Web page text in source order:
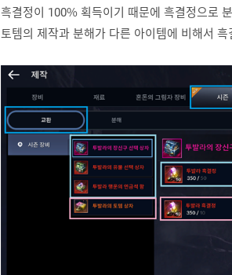
흑결정이 100% 획득이기 때문에 흑결정으로
토템의 제작과 분해가 다른 아이템에 비해서